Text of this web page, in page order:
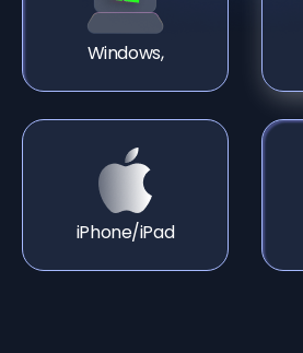
Windows,
iPhone/iPad